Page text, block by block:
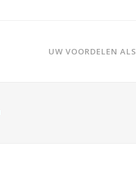
UW VOORDELEN